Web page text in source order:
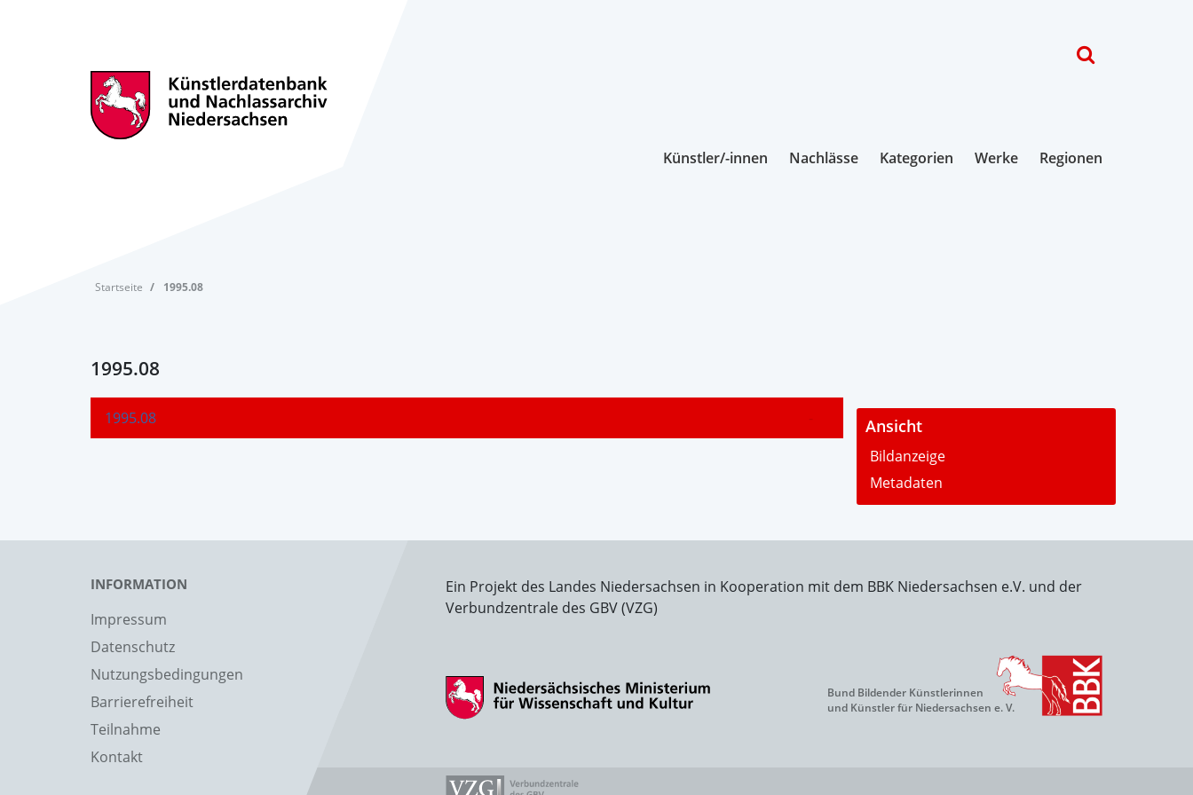
Künstler/-innen Nachlässe Kategorien Werke Regionen
Startseite 1995.08
1995.08
1995.08 - Ansicht
Bildanzeige
Metadaten
INFORMATION
Impressum
Datenschutz
Nutzungsbedingungen
Barrierefreiheit
Teilnahme
Kontakt
Ein Projekt des Landes Niedersachsen in Kooperation mit dem BBK Niedersachsen e.V. und der
Verbundzentrale des GBV (VZG)
Bund Bildender Künstlerinnen
und Künstler für Niedersachsen e. V.